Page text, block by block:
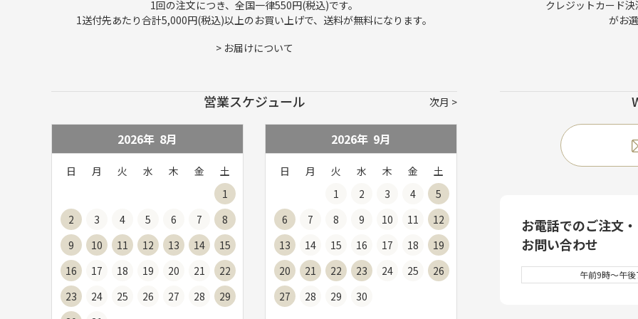
1回の注文につき、全国一律550円(税込)です。
1送付先あたり合計5,000円(税込)以上のお買い上げで、送料が無料になります。
> お届けについて
クレジットカード
がお
営業スケジュール
2026年 8月
日 月 火 水 木 金
土
1
2
3 4 5 6 7
8
9
10 11 12 13 14
15
16
17 18 19 20 21
22
23
24 25 26 27 28
29
2026年 9月
日 月 火 水 木 金
土
1
2 3 4
5
6
7 8 9 10 11
12
13
14 15 16 17 18
19
20
21 22 23 24 25
26
27
28 29 30
次月
お電話でのご注文・
お問い合わせ
午前9時～午